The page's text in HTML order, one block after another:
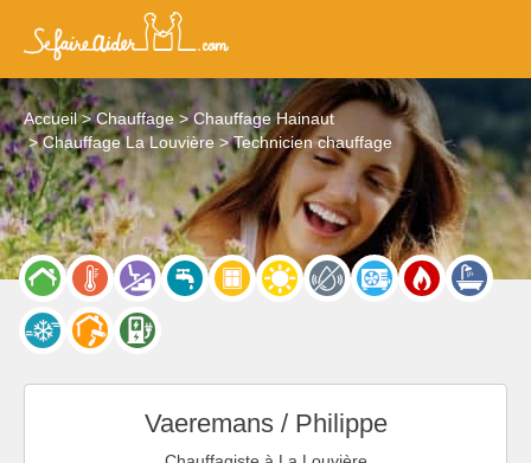
Accueil Chauffage
Chauffage Hainaut
Chauffage La Louvière
Technicien chauffage
Vaeremans / Philippe